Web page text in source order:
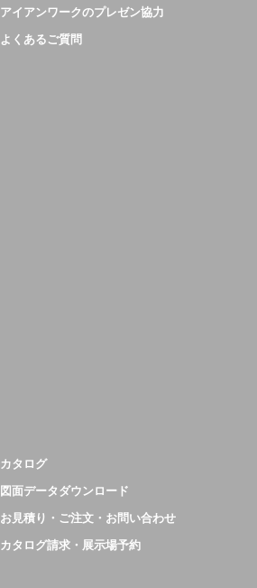
アイアンワークのプレゼン協力
よくあるご質問
カタログ
図面データダウンロード
お見積り・ご注文・お問い合わせ
カタログ請求・展示場予約